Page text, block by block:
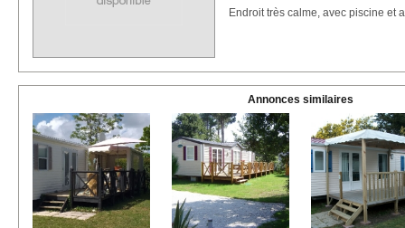
Endroit très calme, avec piscine et
Annonces similaires